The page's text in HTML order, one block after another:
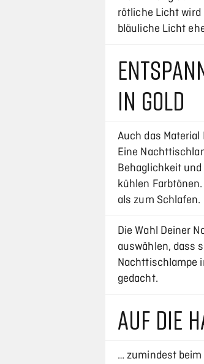
rötliche Licht wird
bläuliche Licht
IN GOLD
Auch das
Eine
Behaglichkeit
kühlen
als zum Schlafen.
Die Wahl Deiner
auswählen, dass
Nachttischlampe
gedacht.
AUF DIE
… zumindest